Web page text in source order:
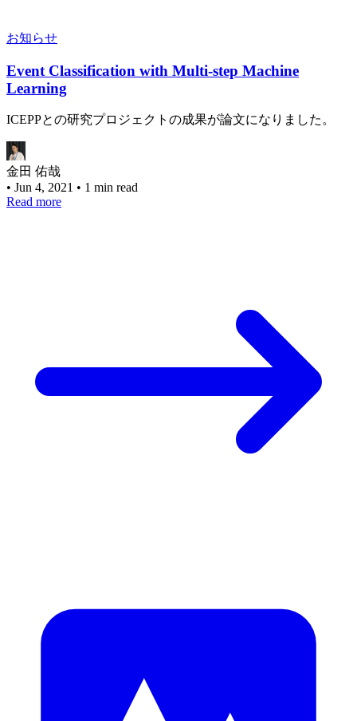
お知らせ
Event Classification with Multi-step Machine
Learning
ICEPPとの研究プロジェクトの成果が論文になりました。
金田 佑哉
• Jun 4, 2021 • 1 min read
Read more